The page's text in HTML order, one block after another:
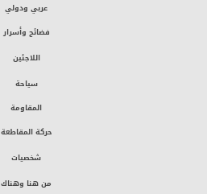
عربي ودولي
فضائح وأسرار
اللاجئين
سياحة
المقاومة
حركة المقاطعة
شخصيات
من هنا وهناك